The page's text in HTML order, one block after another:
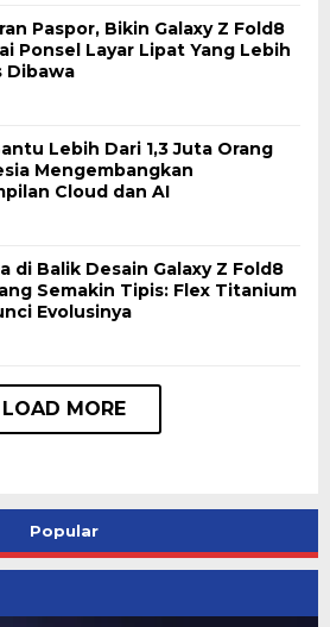
Paspor, Bikin Galaxy Z Fold8
Ponsel Layar Lipat Yang Lebih
Dibawa
Lebih Dari 1,3 Juta Orang
Mengembangkan
Cloud dan AI
di Balik Desain Galaxy Z Fold8
Semakin Tipis: Flex Titanium
Evolusinya
Popular